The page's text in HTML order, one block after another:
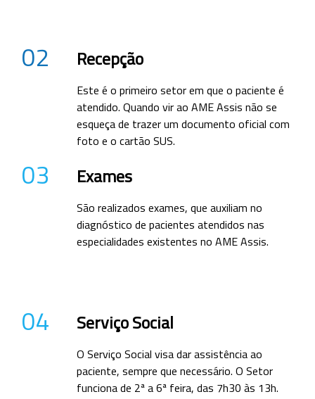
02 Recepção
Este é o primeiro setor em que o paciente é
atendido. Quando vir ao AME Assis não se
esqueça de trazer um documento oficial com
foto e o cartão SUS.
03 Exames
São realizados exames, que auxiliam no
diagnóstico de pacientes atendidos nas
especialidades existentes no AME Assis.
04 Serviço Social
O Serviço Social visa dar assistência ao
paciente, sempre que necessário. O Setor
funciona de 2ª a 6ª feira, das 7h30 às 13h.